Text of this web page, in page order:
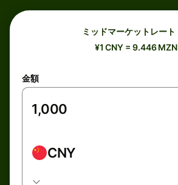
ミッドマーケットレート
¥1 CNY = 9.446 MZN
金額
CNY